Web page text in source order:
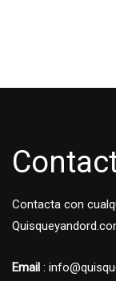
Contacta con
Email :